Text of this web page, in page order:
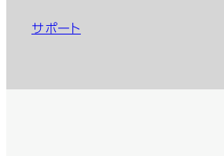
サポート